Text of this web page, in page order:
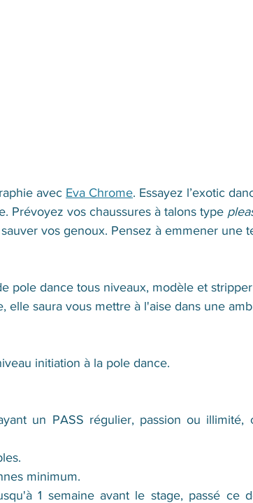
avec Eva Chrome. Essayez l’exotic
Prévoyez vos chaussures à talons type
vos genoux. Pensez à emmener une
pole dance tous niveaux, modèle et
elle saura vous mettre à l'aise dans une
initiation à la pole dance.
un PASS régulier, passion ou illimité,
minimum.
1 semaine avant le stage, passé ce